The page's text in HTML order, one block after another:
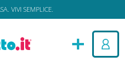
VIVI SEMPLICE.